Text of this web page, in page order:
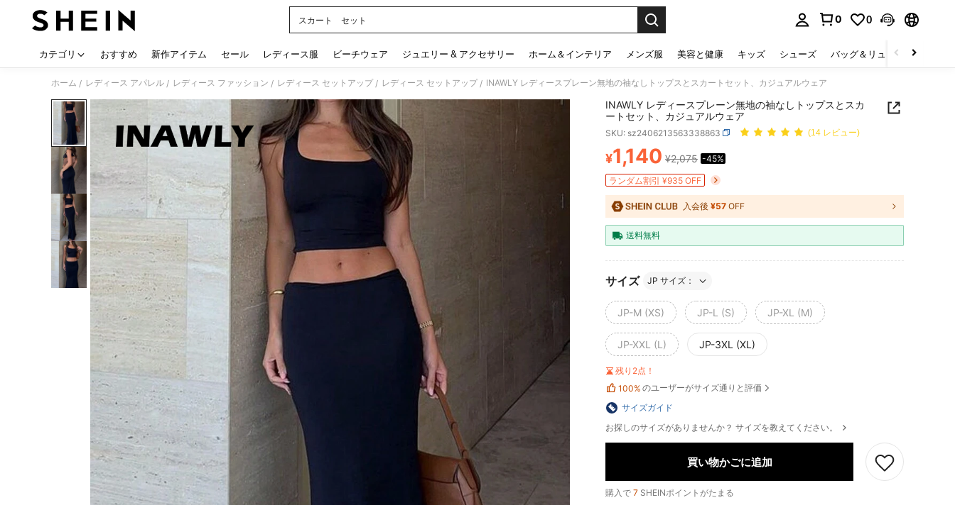
スカート セット
0 0
カテゴリ おすすめ 新作アイテム セール レディース服 ビーチウェア ジュエリー & アクセサリー ホーム＆インテリア メンズ服 美容と健康 キッズ シューズ バッグ＆リュック
ホーム / レディース アパレル / レディース ファッション / レディース セットアップ / レディース セットアップ / INAWLY レディースプレーン無地の袖なしトップスとスカートセット、カジュアルウェア
INAWLY レディースプレーン無地の袖なしトップスとスカ
ートセット、カジュアルウェア
SKU: sz2406213563338863 (14 レビュー)
PRICE AND AVAILABILITY
¥1,140 ¥2,075 -45%
ランダム割引 ¥935 OFF
入会後 ¥57 OFF
送料無料
サイズ JP サイズ：
JP-M (XS) JP-L (S) JP-XL (M)
JP-XXL (L) JP-3XL (XL)
残り2点！
100% のユーザーがサイズ通りと評価
サイズガイド
お探しのサイズがありませんか？ サイズを教えてください。
買い物かごに追加
購入で 7 SHEINポイントがたまる